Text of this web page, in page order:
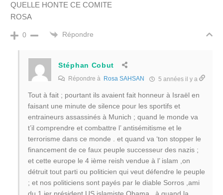
QUELLE HONTE CE COMITE
ROSA
0 Répondre
Stéphan Cobut
Répondre à Rosa SAHSAN 5 années il y a
Tout à fait ; pourtant ils avaient fait honneur à Israël en
faisant une minute de silence pour les sportifs et
entraineurs assassinés à Munich ; quand le monde va
t’il comprendre et combattre l’ antisémitisme et le
terrorisme dans ce monde . et quand va ‘ton stopper le
financement de ce faux peuple successeur des nazis ;
et cette europe le 4 ième reish vendue à l’ islam ,on
détruit tout parti ou politicien qui veut défendre le peuple
; et nos politiciens sont payés par le diable Sorros ,ami